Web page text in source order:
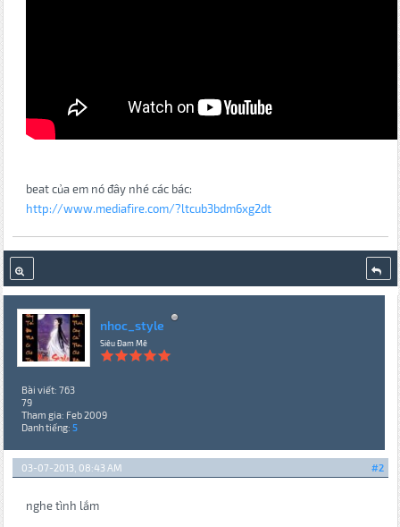
beat của em nó đây nhé các bác:
http://www.mediafire.com/?ltcub3bdm6xg2dt
nhoc_style
Siêu Đam Mê
Bài viết: 763
79
Tham gia: Feb 2009
Danh tiếng: 5
#2
03-07-2013, 08:43 AM
nghe tình lắm